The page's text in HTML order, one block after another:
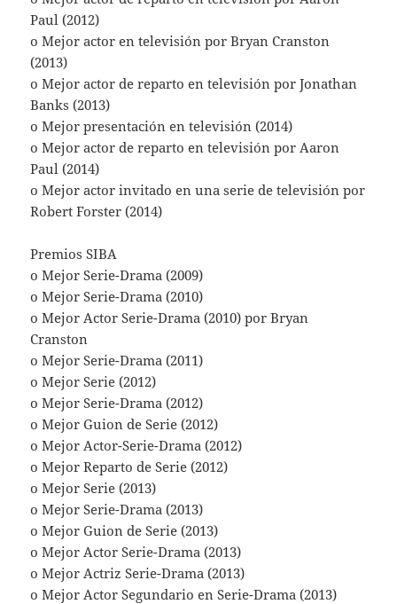
Paul (2012)
o Mejor actor en televisión por Bryan Cranston
(2013)
o Mejor actor de reparto en televisión por Jonathan
Banks (2013)
o Mejor presentación en televisión (2014)
o Mejor actor de reparto en televisión por Aaron
Paul (2014)
o Mejor actor invitado en una serie de televisión por
Robert Forster (2014)
Premios SIBA
o Mejor Serie-Drama (2009)
o Mejor Serie-Drama (2010)
o Mejor Actor Serie-Drama (2010) por Bryan
Cranston
o Mejor Serie-Drama (2011)
o Mejor Serie (2012)
o Mejor Serie-Drama (2012)
o Mejor Guion de Serie (2012)
o Mejor Actor-Serie-Drama (2012)
o Mejor Reparto de Serie (2012)
o Mejor Serie (2013)
o Mejor Serie-Drama (2013)
o Mejor Guion de Serie (2013)
o Mejor Actor Serie-Drama (2013)
o Mejor Actriz Serie-Drama (2013)
o Mejor Actor Segundario en Serie-Drama (2013)